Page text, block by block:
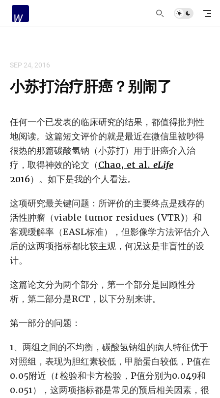
SEP 24, 2016
小苏打治疗肝癌？别闹了
任何一个已发表的临床研究的结果，都值得批判性
地阅读。这篇短文评价的就是最近在微信里被吵得
很热的那篇碳酸氢钠（小苏打）用于肝癌介入治
疗，取得神效的论文（Chao, et al. eLife
2016）。如下是我的个人看法。
​这项研究最关键问题：所评价的主要终点是残存的
活性肿瘤（viable tumor residues (VTR)）和
客观缓解率（EASL标准），但影像学方法评估介入
后的这两项指标都比较主观，何况这是非盲性的设
计。
这篇论文分为两个部分，第一个部分是回顾性分
析，第二部分是RCT，以下分别来讲。
第一部分的问题：
1、两组之间的不均衡，碳酸氢钠组的病人特征优于
对照组，表现为胆红素较低，甲胎蛋白较低，P值在
0.05附近（t检验和卡方检验，P值分别为0.049和
0.051），这两项指标都是常见的预后相关因素，很